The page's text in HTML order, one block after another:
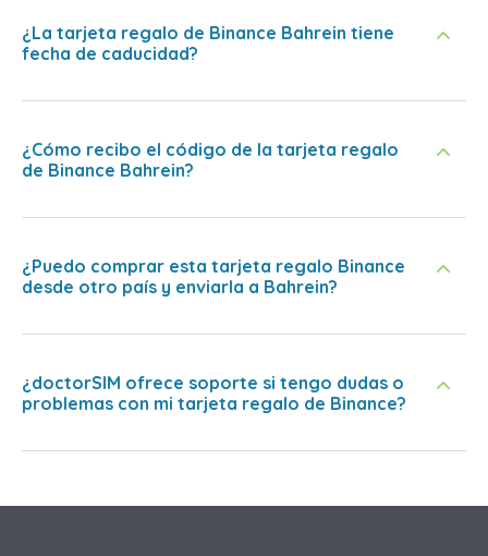
¿La tarjeta regalo de Binance Bahrein tiene
fecha de caducidad?
¿Cómo recibo el código de la tarjeta regalo
de Binance Bahrein?
¿Puedo comprar esta tarjeta regalo Binance
desde otro país y enviarla a Bahrein?
¿doctorSIM ofrece soporte si tengo dudas o
problemas con mi tarjeta regalo de Binance?